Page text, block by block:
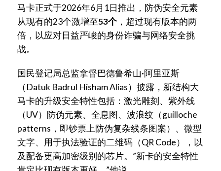
马卡正式于2026年6月1日推出，防伪安全元素
从现有的23个激增至53个 ，超过现有版本的两
倍，以应对日益严峻的身份诈骗与网络安全挑
战。
国民登记局总监拿督巴德鲁希山·阿里亚斯
（Datuk Badrul Hisham Alias）披露，新结构大
马卡的升级安全特性包括：激光雕刻、紫外线
（UV）防伪元素、全息图、波浪纹（guilloche
patterns，即钞票上防伪复杂线条图案）、微型
文字、用于执法验证的二维码（QR Code），以
及配备更高加密级别的芯片。”新卡的安全特性